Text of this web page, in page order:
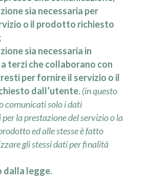
sia necessaria per
o il prodotto richiesto
sia necessaria in
terzi che collaborano con
per fornire il servizio o il
dall’utente.(in questo
comunicati solo i dati
la prestazione del servizio o la
ed alle stesse è fatto
gli stessi dati per finalità
dalla legge.